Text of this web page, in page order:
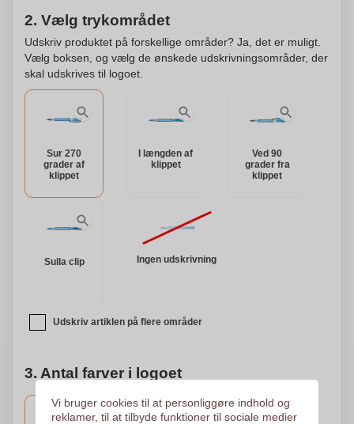
2. Vælg trykområdet
Udskriv produktet på forskellige områder? Ja, det er muligt.
Vælg boksen, og vælg de ønskede udskrivningsområder, der
skal udskrives til logoet.
Sur 270
grader af
klippet
I længden af
klippet
Ved 90
grader fra
klippet
Sulla clip Ingen udskrivning
Udskriv artiklen på flere områder
3. Antal farver i logoet
Vi bruger cookies til at personliggøre indhold og
reklamer, til at tilbyde funktioner til sociale medier